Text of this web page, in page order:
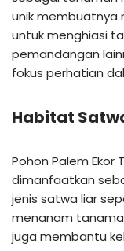
unik membuatnya
untuk menghiasi
pemandangan
fokus perhatian
Habitat
Pohon Palem
dimanfaatkan
jenis satwa liar
menanam
juga membantu